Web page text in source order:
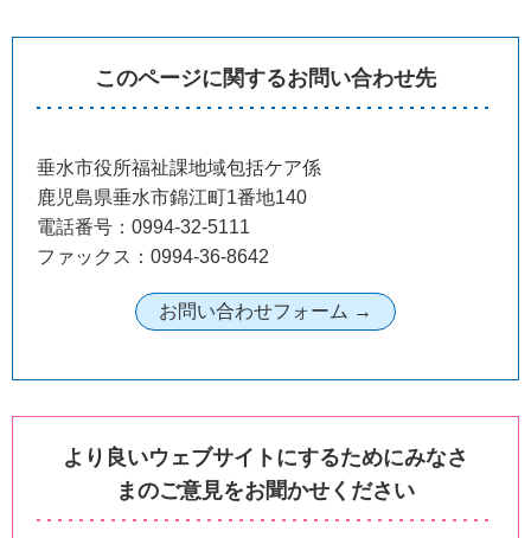
このページに関するお問い合わせ先
垂水市役所福祉課地域包括ケア係
鹿児島県垂水市錦江町1番地140
電話番号：0994-32-5111
ファックス：0994-36-8642
より良いウェブサイトにするためにみなさ
まのご意見をお聞かせください